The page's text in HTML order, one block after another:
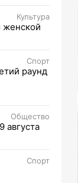
Культура
женской
Спорт
раунд
Общество
августа
Спорт